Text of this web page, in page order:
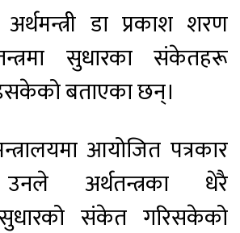
डा प्रकाश शरण
सुधारका संकेतहरू
बताएका छन्।
आयोजित पत्रकार
अर्थतन्त्रका धेरै
संकेत गरिसकेको